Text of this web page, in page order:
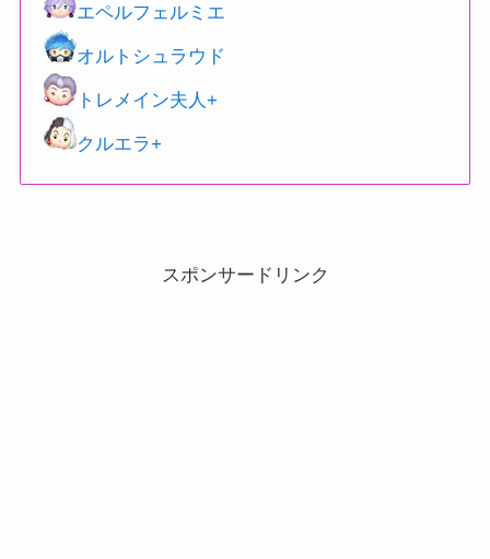
エペルフェルミエ
オルトシュラウド
トレメイン夫人+
クルエラ+
スポンサードリンク